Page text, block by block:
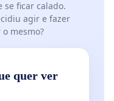
se ficar calado.
agir e fazer
mesmo?
quer ver